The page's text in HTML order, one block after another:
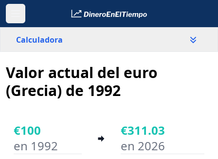
Calculadora
Grecia
País
Año inicial
Valor actual del euro
(Grecia) de 1992
€100
en 1992
€311.03
en 2026